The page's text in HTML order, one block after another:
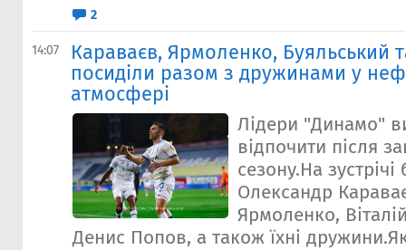
2
14:07
Караваєв, Ярмоленко, Буяльський
посиділи разом з дружинами у
атмосфері
Лідери "Динамо"
відпочити після
сезону.На зустрічі
Олександр
Ярмоленко,
Денис Попов, а також їхні